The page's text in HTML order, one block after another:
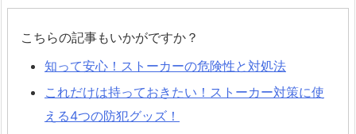
こちらの記事もいかがですか？
知って安心！ストーカーの危険性と対処法
これだけは持っておきたい！ストーカー対策に使
える4つの防犯グッズ！